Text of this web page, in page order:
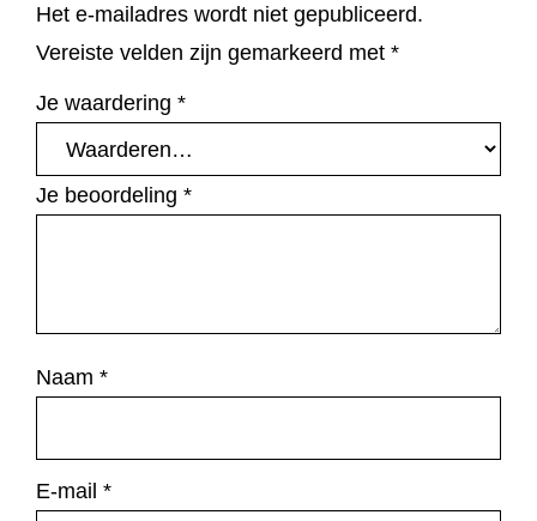
Het e-mailadres wordt niet gepubliceerd.
Vereiste velden zijn gemarkeerd met *
Je waardering *
Je beoordeling *
Naam *
E-mail *